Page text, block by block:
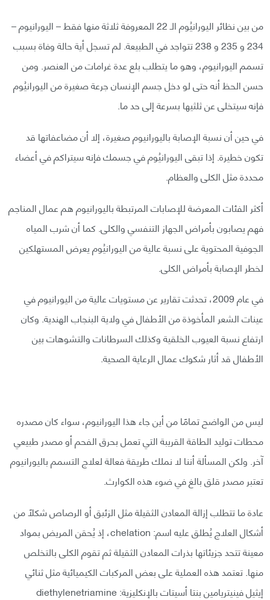
من بين نظائر اليورانيُوم الـ 22 المعروفة ثلاثة منها فقط – اليورانيوم –
234 و 235 و 238 تتواجد في الطبيعة. لم تسجل أية حالة وفاة بسبب
تسمم اليورانيوم، وهو ما يتطلب بلع عدة غرامات من العنصر. ومن
حسن الحظ أنه حتى لو دخل جسم الإنسان جرعة صغيرة من اليورانيُوم
فإنه سيتخلى عن ثلثيها بسرعة إلى حد ما.
في حين أن نسبة الإصابة باليورانيوم صغيرة، إلا أن مضاعفاتها قد
تكون خطيرة. إذا تبقى اليورانيُوم في جسمك فإنه سيتراكم في أعضاء
محددة مثل الكلى والعظام.
أكثر الفئات المعرضة للإصابات المرتبطة باليورانيوم هم عمال المناجم
فهم يصابون بأمراض الجهاز التنفسي والكلى. كما أن شرب المياه
الجوفية المحتوية على نسبة عالية من اليورانيُوم يعرض المستهلكين
لخطر الإصابة بأمراض الكلى.
في عام 2009، تحدثت تقارير عن مستويات عالية من اليورانيوم في
عينات الشعر المأخوذة من الأطفال في ولاية البنجاب الهندية. وكان
ارتفاع نسبة العيوب الخلقية وكذلك السرطانات والتشوهات بين
الأطفال قد أثار شكوك عمال الرعاية الصحية.
ليس من الواضح تمامًا من أين جاء هذا اليورانيوم، سواء كان مصدره
محطات توليد الطاقة القريبة التي تعمل بحرق الفحم أو مصدر طبيعي
آخر. ولكن المسألة أننا لا نملك طريقة فعالة لعلاج التسمم باليورانيوم
تعتبر مصدر قلق بالغ في ضوء هذه الكوارث.
عادة ما تتطلب إزالة المعادن الثقيلة مثل الزئبق أو الرصاص شكلًا من
أشكال العلاج يُطلق عليه اسم: chelation، إذ يُحقن المريض بمواد
معينة تتحد جزيئاتها بذرات المعادن الثقيلة ثم تقوم الكلى بالتخلص
منها. تعتمد هذه العملية على بعض المركبات الكيميائية مثل ثنائي
إيثيل فينيتريامين بنتا أسيتات بالإنكليزية: diethylenetriamine